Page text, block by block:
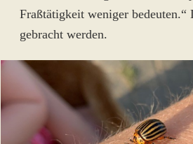
Fraßtätigkeit weniger
gebracht werden.